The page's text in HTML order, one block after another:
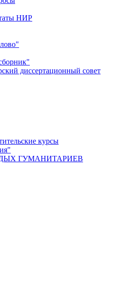
НИР
диссертационный совет
курсы
ГУМАНИТАРИЕВ